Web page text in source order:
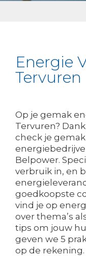
Energie
Tervuren
Op je gemak
Tervuren?
check je
Belpower.
verbruik in, en
goedkoopste
vind je op
over thema’s
tips om jouw
geven we 5
op de rekening.